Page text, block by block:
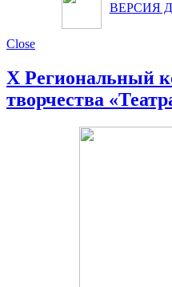
ВЕРСИЯ
Close
X Региональный
творчества